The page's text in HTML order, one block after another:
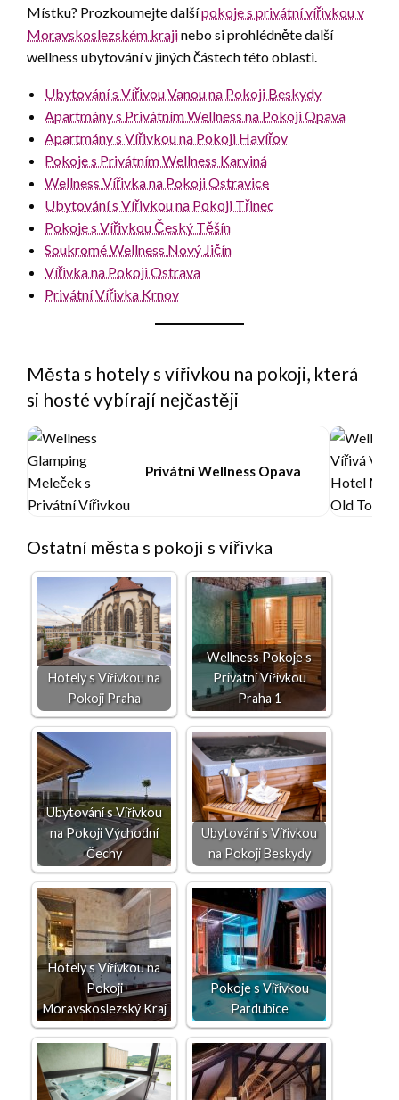
Místku? Prozkoumejte dalšípokoje s privátní vířivkou v
Moravskoslezském krajinebo si prohlédněte další
wellness ubytování v jiných částech této oblasti.
Ubytování s Vířivou Vanou na Pokoji Beskydy
Apartmány s Privátním Wellness na Pokoji Opava
Apartmány s Vířivkou na Pokoji Havířov
Pokoje s Privátním Wellness Karviná
Wellness Vířivka na Pokoji Ostravice
Ubytování s Vířivkou na Pokoji Třinec
Pokoje s Vířivkou Český Těšín
Soukromé Wellness Nový Jičín
Vířivka na Pokoji Ostrava
Privátní Vířivka Krnov
Města s hotely s vířivkou na pokoji, která
si hosté vybírají nejčastěji
Privátní Wellness Opava
Ostatní města s pokoji s vířivka
Hotely s Vířivkou na
Pokoji Praha
Wellness Pokoje s
Privátní Vířivkou
Praha 1
Ubytování s Vířivkou
na Pokoji Východní
Čechy
Ubytování s Vířivkou
na Pokoji Beskydy
Hotely s Vířivkou na
Pokoji
Moravskoslezský Kraj
Pokoje s Vířivkou
Pardubice